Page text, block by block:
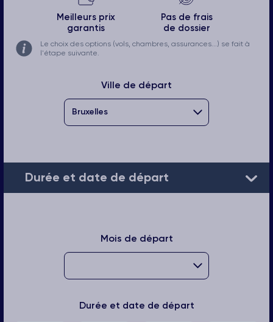
Meilleurs prix
garantis
Pas de frais
de dossier
Le choix des options (vols, chambres, assurances...) se fait à
l'étape suivante.
Ville de départ
Durée et date de départ
Mois de départ
Durée et date de départ